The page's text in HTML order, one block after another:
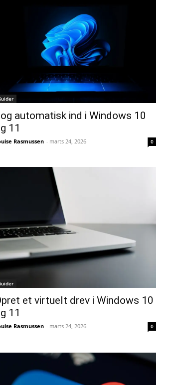
automatisk ind i Windows 10
11
Rasmussen - marts 24, 2026 0
et virtuelt drev i Windows 10
11
Rasmussen - marts 24, 2026 0